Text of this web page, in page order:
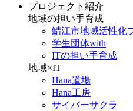
プロジェクト紹介
地域の担い手育成
鯖江市地域活性化
学生団体with
ITの担い手育成
地域×IT
Hana道場
Hana工房
サイバーサクラ